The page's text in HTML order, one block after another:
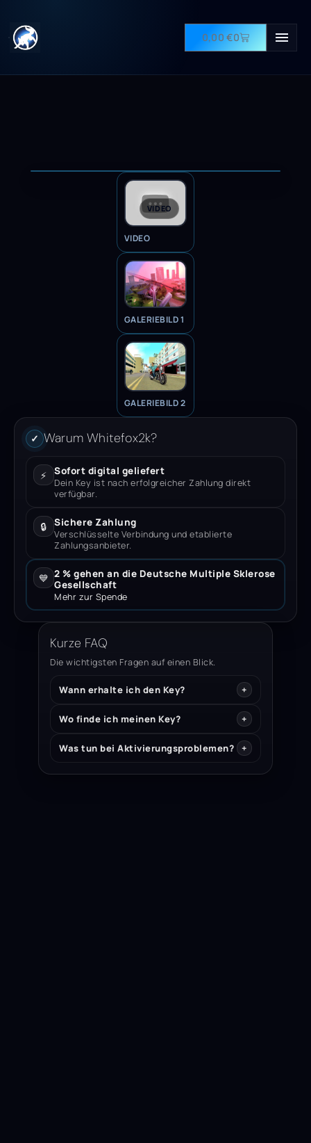
0,00€0
VIDEO
VIDEO
GALERIEBILD 1
GALERIEBILD 2
✓ Warum Whitefox2k?
⚡ Sofort digital geliefert
Dein Key ist nach erfolgreicher Zahlung direkt
verfügbar.
🔒 Sichere Zahlung
Verschlüsselte Verbindung und etablierte
Zahlungsanbieter.
💙 2 % gehen an die Deutsche Multiple Sklerose
Gesellschaft
Mehr zur Spende
Kurze FAQ
Die wichtigsten Fragen auf einen Blick.
Wann erhalte ich den Key?
Wo finde ich meinen Key?
Was tun bei Aktivierungsproblemen?